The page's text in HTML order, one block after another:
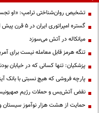
تشخیص روان‌شناختی ترامپ: «او
گستره امپراتوری ایران در ۵ قرن پیش از میلاد؛ تصویری از ایران ۲۵ قرن پیش
میانکاله در آتش می‌سوزد
تنگه هرمز قابل معامله نیست برای
پزشکیان: تنها کسانی که در خیابان
پارچه فروشی که هیچ نسبتی با بانک
نقض آتش‌بس و حملات رژیم
حمایت از هشت هزار نوآموز سیستان